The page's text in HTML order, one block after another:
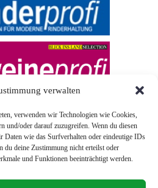
verwalten
verwenden wir Technologien wie Cookies,
und/oder darauf zuzugreifen. Wenn du diesen
Daten wie das Surfverhalten oder eindeutige IDs
du deine Zustimmung nicht erteilst oder
und Funktionen beeinträchtigt werden.